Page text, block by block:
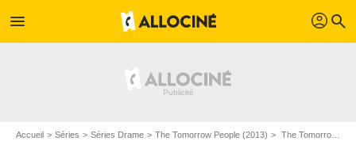
menu profil search
Accueil Séries Séries Drame The Tomorrow People (2013) The Tomorrow People (2013) : Episodes de la saison 1